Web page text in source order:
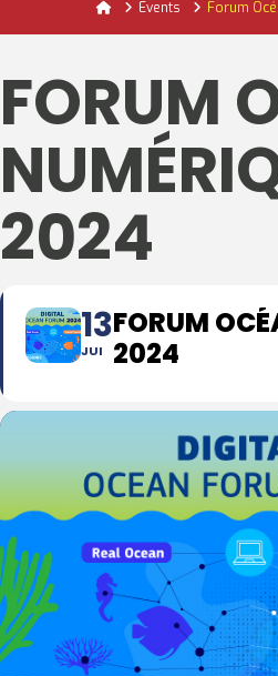
ACTUALITÉ DE L'UNION EUROPÉENNE, ACTUALITÉ DE LA
JUILLET
HomeEvents Forum
FORUM
2024
13
JUI
FORUM
2024